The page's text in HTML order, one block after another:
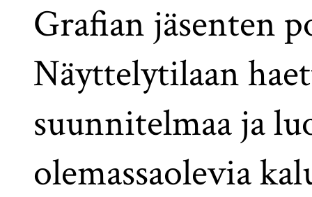
Grafian jäsenten
Näyttelytilaan
suunnitelmaa ja
olemassaolevia